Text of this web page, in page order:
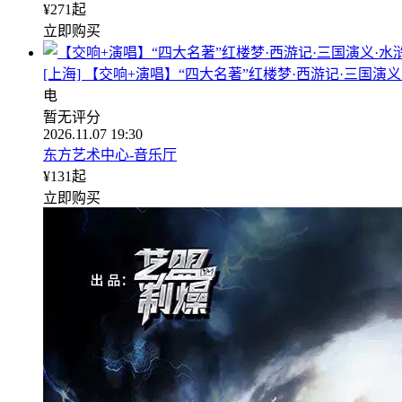
¥271起
立即购买
[上海] 【交响+演唱】“四大名著”红楼梦·西游记·三国演
电
暂无评分
2026.11.07 19:30
东方艺术中心-音乐厅
¥131起
立即购买